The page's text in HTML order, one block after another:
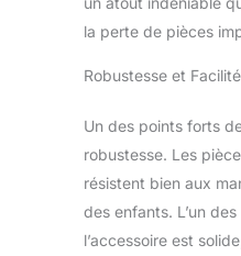
la perte de pièces
Robustesse et
Un des points forts
robustesse. Les
résistent bien aux
des enfants. L’un
l’accessoire est